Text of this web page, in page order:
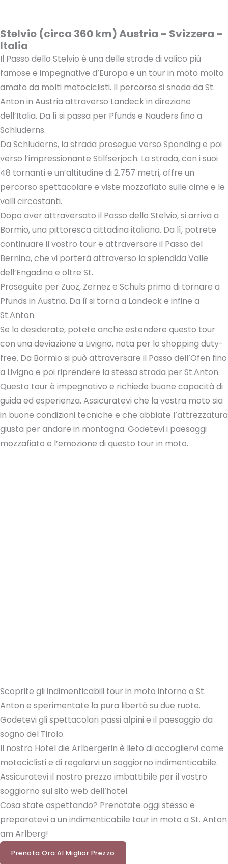
Stelvio (circa 360 km) Austria – Svizzera –
Italia
Il Passo dello Stelvio è una delle strade di valico più
famose e impegnative d’Europa e un tour in moto molto
amato da molti motociclisti. Il percorso si snoda da St.
Anton in Austria attraverso Landeck in direzione
dell’Italia. Da lì si passa per Pfunds e Nauders fino a
Schluderns.
Da Schluderns, la strada prosegue verso Sponding e poi
verso l’impressionante Stilfserjoch. La strada, con i suoi
48 tornanti e un’altitudine di 2.757 metri, offre un
percorso spettacolare e viste mozzafiato sulle cime e le
valli circostanti.
Dopo aver attraversato il Passo dello Stelvio, si arriva a
Bormio, una pittoresca cittadina italiana. Da lì, potrete
continuare il vostro tour e attraversare il Passo del
Bernina, che vi porterà attraverso la splendida Valle
dell’Engadina e oltre St.
Proseguite per Zuoz, Zernez e Schuls prima di tornare a
Pfunds in Austria. Da lì si torna a Landeck e infine a
St.Anton.
Se lo desiderate, potete anche estendere questo tour
con una deviazione a Livigno, nota per lo shopping duty-
free. Da Bormio si può attraversare il Passo dell’Ofen fino
a Livigno e poi riprendere la stessa strada per St.Anton.
Questo tour è impegnativo e richiede buone capacità di
guida ed esperienza. Assicuratevi che la vostra moto sia
in buone condizioni tecniche e che abbiate l’attrezzatura
giusta per andare in montagna. Godetevi i paesaggi
mozzafiato e l’emozione di questo tour in moto.
Scoprite gli indimenticabili tour in moto intorno a St.
Anton e sperimentate la pura libertà su due ruote.
Godetevi gli spettacolari passi alpini e il paesaggio da
sogno del Tirolo.
Il nostro Hotel die Arlbergerin è lieto di accogliervi come
motociclisti e di regalarvi un soggiorno indimenticabile.
Assicuratevi il nostro prezzo imbattibile per il vostro
soggiorno sul sito web dell’hotel.
Cosa state aspettando? Prenotate oggi stesso e
preparatevi a un indimenticabile tour in moto a St. Anton
am Arlberg!
Prenota Ora Al Miglior Prezzo